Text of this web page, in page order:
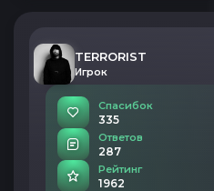
TERRORIST
Игрок
Спасибок
335
Ответов
287
Рейтинг
1962